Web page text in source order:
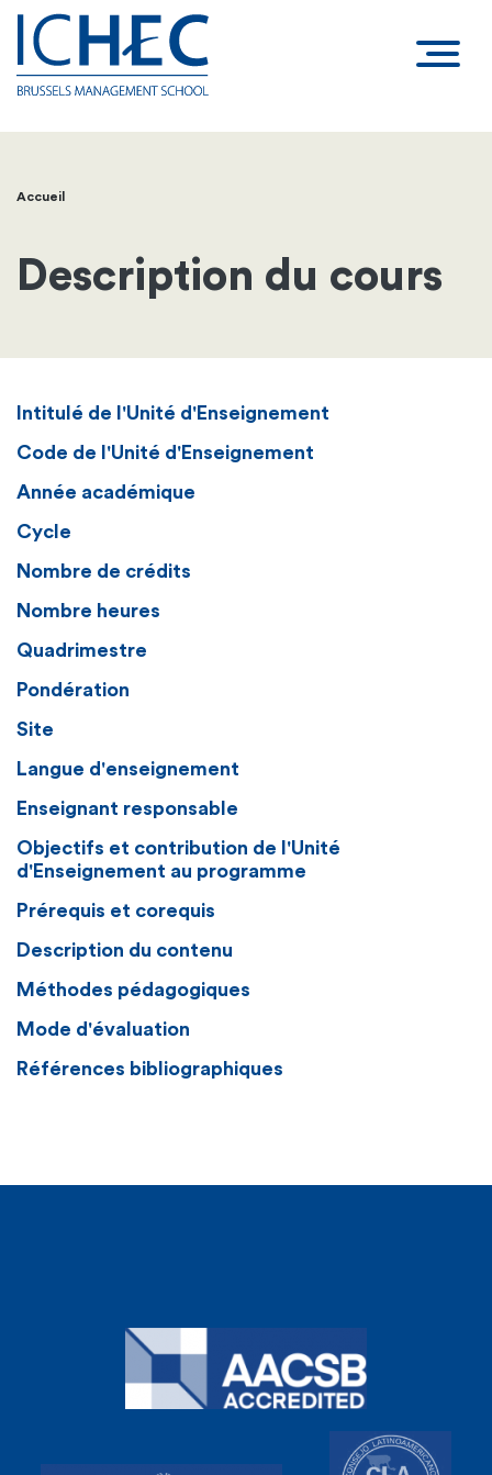
Fil
d'Ariane
Accueil
Description du cours
Intitulé de l'Unité d'Enseignement
Code de l'Unité d'Enseignement
Année académique
Cycle
Nombre de crédits
Nombre heures
Quadrimestre
Pondération
Site
Langue d'enseignement
Enseignant responsable
Objectifs et contribution de l'Unité
d'Enseignement au programme
Prérequis et corequis
Description du contenu
Méthodes pédagogiques
Mode d'évaluation
Références bibliographiques